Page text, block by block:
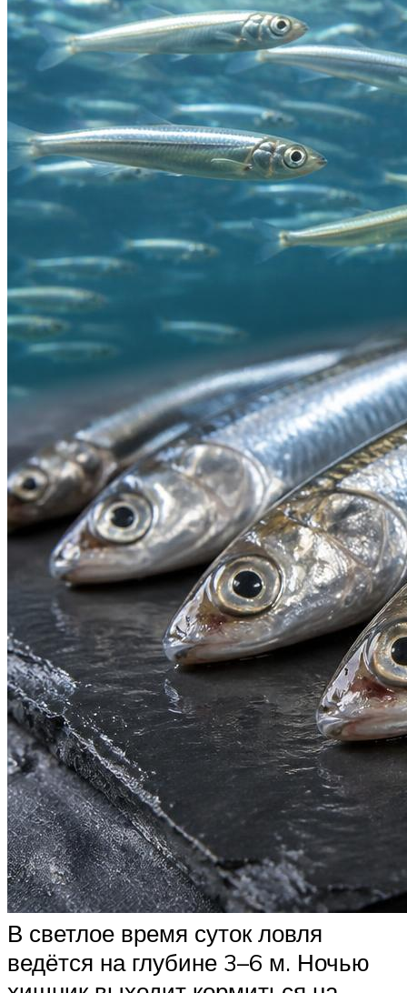
В светлое время суток ловля
ведётся на глубине 3–6 м. Ночью